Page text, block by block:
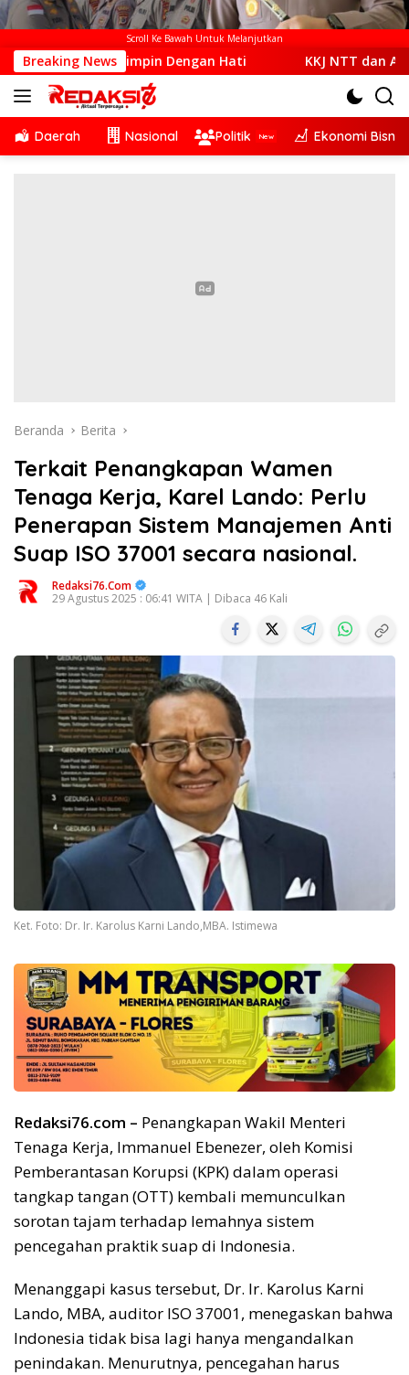
Scroll Ke Bawah Untuk Melanjutkan
Breaking News
Memimpin Dengan Hati KKJ NTT dan AJI Kupang
Daerah Nasional Politik Ekonomi Bisnis
Beranda Berita
Terkait Penangkapan Wamen
Tenaga Kerja, Karel Lando: Perlu
Penerapan Sistem Manajemen Anti
Suap ISO 37001 secara nasional.
Redaksi76.com
29 Agustus 2025 : 06:41 WITA | Dibaca 46 Kali
Ket. Foto: Dr. Ir. Karolus Karni Lando,MBA. Istimewa
Redaksi76.com – Penangkapan Wakil Menteri
Tenaga Kerja, Immanuel Ebenezer, oleh Komisi
Pemberantasan Korupsi (KPK) dalam operasi
tangkap tangan (OTT) kembali memunculkan
sorotan tajam terhadap lemahnya sistem
pencegahan praktik suap di Indonesia.
Menanggapi kasus tersebut, Dr. Ir. Karolus Karni
Lando, MBA, auditor ISO 37001, menegaskan bahwa
Indonesia tidak bisa lagi hanya mengandalkan
penindakan. Menurutnya, pencegahan harus